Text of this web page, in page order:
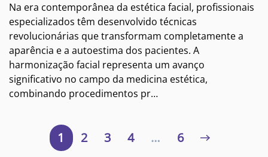
Na era contemporânea da estética facial, profissionais
especializados têm desenvolvido técnicas
revolucionárias que transformam completamente a
aparência e a autoestima dos pacientes. A
harmonização facial representa um avanço
significativo no campo da medicina estética,
combinando procedimentos pr…
1 2 3 4 … 6